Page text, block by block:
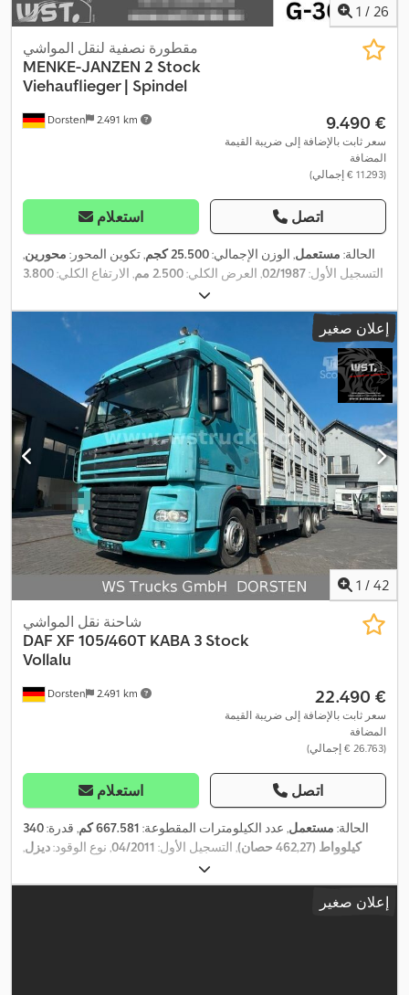
1 / 26
Dorsten 2.491 km
مقطورة نصفية لنقل المواشي
MENKE-JANZEN 2 Stock
Viehauflieger | Spindel
‏9.490 €
سعر ثابت بالإضافة إلى ضريبة القيمة
المضافة
(‏11.293 € إجمالي)
استعلام اتصل
الحالة: مستعمل, الوزن الإجمالي:25.500 كجم , تكوين المحور: محورين,
التسجيل الأول:02/1987, العرض الكلي:2.500 مم , الارتفاع الكلي:3.800
, معدات:
إعلان صغير
1 / 42
Dorsten 2.491 km
شاحنة نقل المواشي
DAF XF 105/460T KABA 3 Stock
Vollalu
‏22.490 €
سعر ثابت بالإضافة إلى ضريبة القيمة
المضافة
(‏26.763 € إجمالي)
استعلام اتصل
الحالة: مستعمل, عدد الكيلومترات المقطوعة: 667.581 كم , قدرة:340
كيلوواط (462,27 حصان)
, التسجيل الأول: 04/2011, نوع الوقود:ديزل,
, تكوين المحور:
لون:أبيض, نوع التروس:تلقائي, فئة الانبعاثات:يورو 5 , العرض الكلي:
2.550 مم
إعلان صغير